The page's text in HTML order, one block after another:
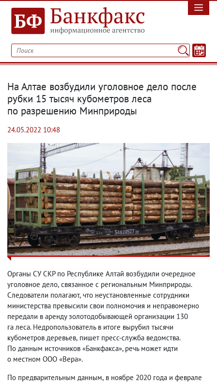
На Алтае возбудили уголовное дело после
рубки 15 тысяч кубометров леса
по разрешению Минприроды
24.05.2022 10:48
Органы СУ СКР по Республике Алтай возбудили очередное
уголовное дело, связанное с региональным Минприроды.
Следователи полагают, что неустановленные сотрудники
министерства превысили свои полномочия и неправомерно
передали в аренду золотодобывающей организации 130
га леса. Недропользователь в итоге вырубил тысячи
кубометров деревьев, пишет пресс-служба ведомства.
По данным источников «Банкфакса», речь может идти
о местном ООО «Вера».
По предварительным данным, в ноябре 2020 года и феврале